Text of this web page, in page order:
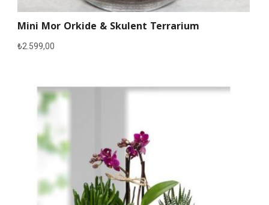
Mini Mor Orkide & Skulent Terrarium
₺2.599,00